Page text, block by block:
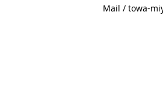
Mail / towa-